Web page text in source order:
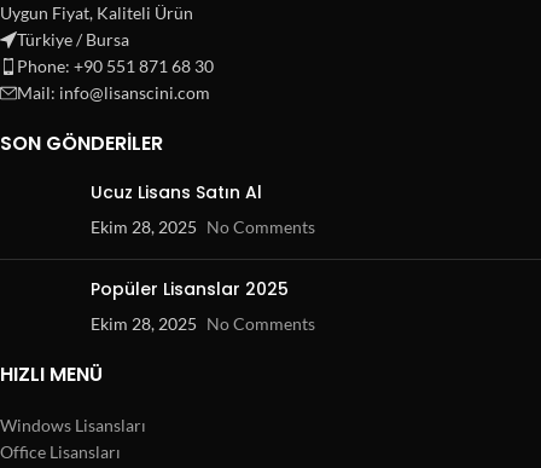
Uygun Fiyat, Kaliteli Ürün
Türkiye / Bursa
Phone: +90 551 871 68 30
Mail: info@lisanscini.com
SON GÖNDERILER
Ucuz Lisans Satın Al
Ekim 28, 2025 No Comments
Popüler Lisanslar 2025
Ekim 28, 2025 No Comments
HIZLI MENÜ
Windows Lisansları
Office Lisansları